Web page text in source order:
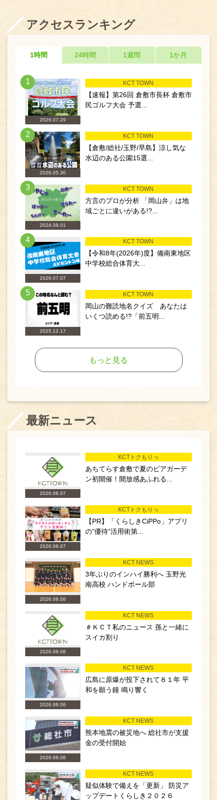
アクセスランキング
1時間 24時間 1週間 1か月
1
2026.07.29
KCT TOWN
【速報】第26回 倉敷市長杯 倉敷市
民ゴルフ大会 予選...
2
2026.05.30
KCT TOWN
【倉敷/総社/玉野/早島】涼し気な
水辺のある公園15選...
3
2024.09.01
KCT TOWN
方言のプロが分析 「岡山弁」は地
域ごとに違いがある!?...
4
2026.07.07
KCT TOWN
【令和8年(2026年)度】備南東地区
中学校総合体育大...
5
2025.12.17
KCT TOWN
岡山の難読地名クイズ あなたは
いくつ読める!?「前五明...
もっと見る
最新ニュース
2026.08.07
KCTトクもりっ
あちてらす倉敷で夏のビアガーデ
ン初開催！開放感あふれる...
2026.08.07
KCTトクもりっ
【PR】「くらしきCiPPo」アプリ
の”優待”活用術第...
2026.08.06
KCT NEWS
3年ぶりのインハイ勝利へ 玉野光
南高校 ハンドボール部
2026.08.06
KCT NEWS
＃ＫＣＴ私のニュース 孫と一緒に
スイカ割り
2026.08.06
KCT NEWS
広島に原爆が投下されて８１年 平
和を願う鐘 鳴り響く
2026.08.06
KCT NEWS
熊本地震の被災地へ 総社市が支援
金の受付開始
KCT NEWS
疑似体験で備えを「更新」 防災ア
ップデートくらしき２０２６